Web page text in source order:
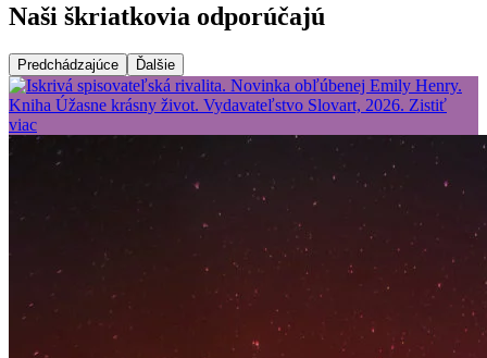
Naši škriatkovia odporúčajú
Predchádzajúce Ďalšie